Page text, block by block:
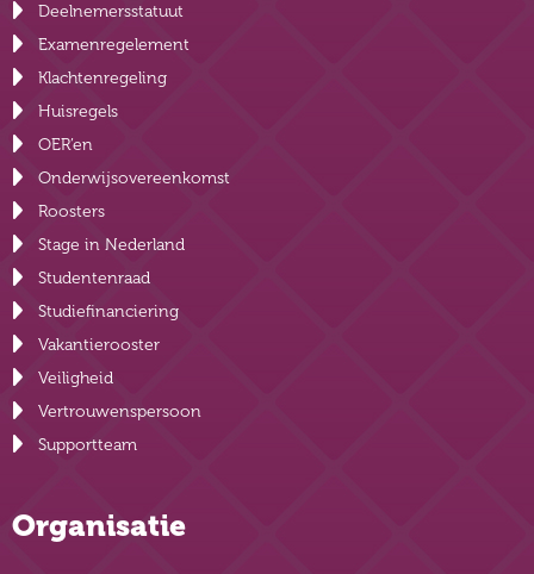
Deelnemersstatuut
Examenregelement
Klachtenregeling
Huisregels
OER’en
Onderwijsovereenkomst
Roosters
Stage in Nederland
Studentenraad
Studiefinanciering
Vakantierooster
Veiligheid
Vertrouwenspersoon
Supportteam
Organisatie